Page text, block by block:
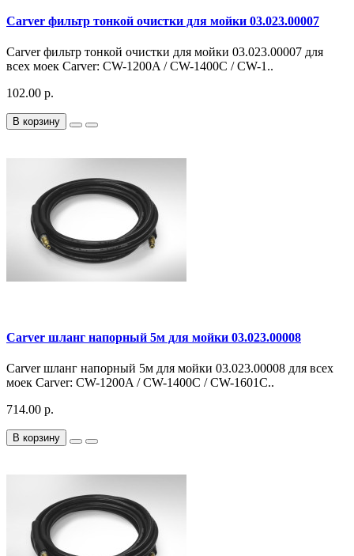
Carver фильтр тонкой очистки для мойки 03.023.00007
Carver фильтр тонкой очистки для мойки 03.023.00007 для
всех моек Carver: CW-1200A / CW-1400С / CW-1..
102.00 р.
В корзину
Carver шланг напорный 5м для мойки 03.023.00008
Carver шланг напорный 5м для мойки 03.023.00008 для всех
моек Carver: CW-1200A / CW-1400С / CW-1601С..
714.00 р.
В корзину